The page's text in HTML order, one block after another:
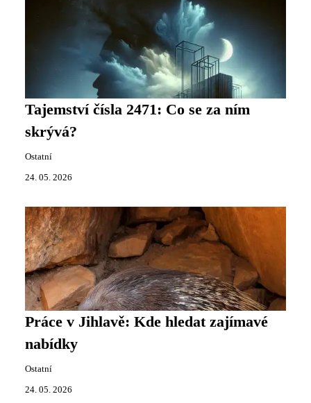
Tajemství čísla 2471: Co se za ním
skrývá?
Ostatní
24. 05. 2026
Práce v Jihlavě: Kde hledat zajímavé
nabídky
Ostatní
24. 05. 2026